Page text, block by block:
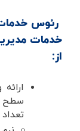
رئوس
خدمات
از:
سطح
تعداد